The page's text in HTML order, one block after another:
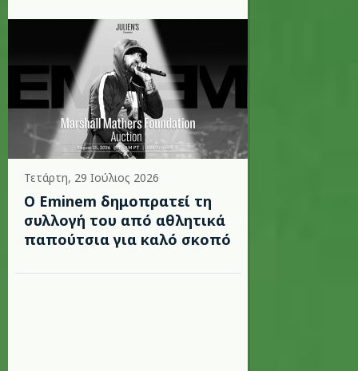
Τετάρτη, 29 Ιούλιος 2026
Ο Eminem δημοπρατεί τη
συλλογή του από αθλητικά
παπούτσια για καλό σκοπό